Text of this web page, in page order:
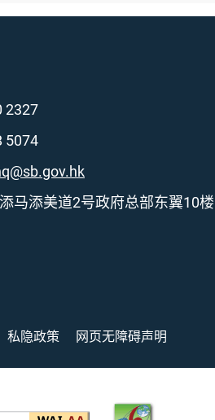
2327
5074
马添美道2号政府总部东翼10楼
私隐政策 网页无障碍声明